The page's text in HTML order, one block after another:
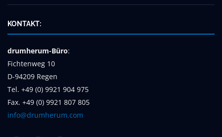
KONTAKT:
drumherum-Büro:
Fichtenweg 10
D-94209 Regen
Tel. +49 (0) 9921 904 975
Fax. +49 (0) 9921 807 805
info@drumherum.com